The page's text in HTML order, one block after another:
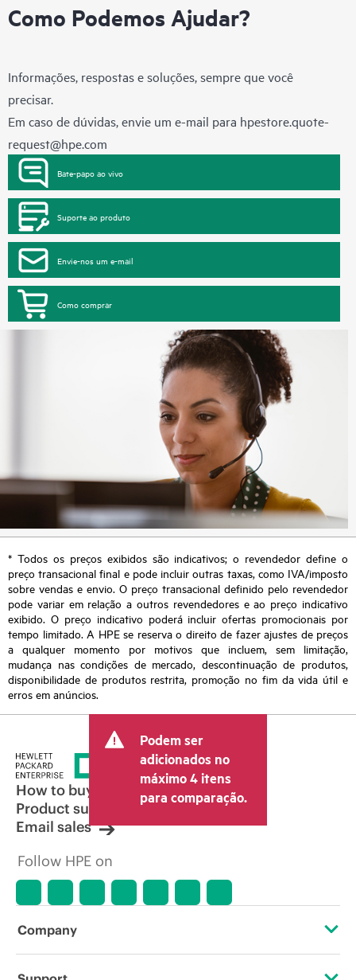
Como Podemos Ajudar?
Informações, respostas e soluções, sempre que você
precisar.
Em caso de dúvidas, envie um e-mail para hpestore.quote-
request@hpe.com
Bate-papo ao vivo
Suporte ao produto
Envie-nos um e-mail
Como comprar
* Todos os preços exibidos são indicativos; o revendedor define o
preço transacional final e pode incluir outras taxas, como IVA/imposto
sobre vendas e envio. O preço transacional definido pelo revendedor
pode variar em relação a outros revendedores e ao preço indicativo
exibido. O preço indicativo poderá incluir ofertas promocionais por
tempo limitado. A HPE se reserva o direito de fazer ajustes de preços
a qualquer momento por motivos que incluem, sem limitação,
mudança nas condições de mercado, descontinuação de produtos,
disponibilidade de produtos restrita, promoção no fim da vida útil e
erros em anúncios.
Podem ser
adicionados no
máximo 4 itens
para comparação.
How to buy
Product support
Email sales
Follow HPE on
Company
About HPE